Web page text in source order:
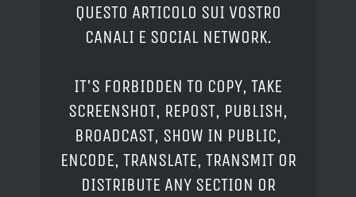
QUESTO ARTICOLO SUI VOSTRO
CANALI E SOCIAL NETWORK.
IT'S FORBIDDEN TO COPY, TAKE
SCREENSHOT, REPOST, PUBLISH,
BROADCAST, SHOW IN PUBLIC,
ENCODE, TRANSLATE, TRANSMIT OR
DISTRIBUTE ANY SECTION OR